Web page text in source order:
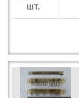
шт.